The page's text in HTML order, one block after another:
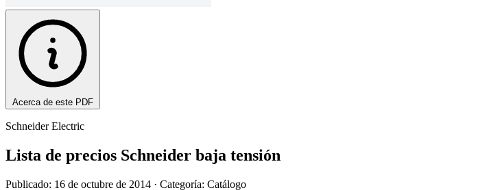
Acerca de este PDF
Schneider Electric
Lista de precios Schneider baja tensión
Publicado: 16 de octubre de 2014 · Categoría: Catálogo